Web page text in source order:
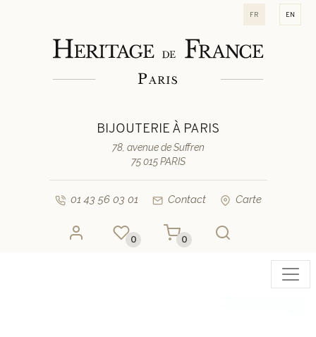
fr en
BIJOUTERIE À PARIS
78, avenue de Suffren
75 015 PARIS
01 43 56 03 01 Contact Carte
0 0